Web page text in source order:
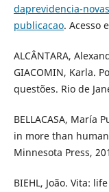
daprevidencia-
publicacao. Acesso
ALCÂNTARA,
GIACOMIN, Karla.
questões. Rio de
BELLACASA, María
in more than
Minnesota Press,
BIEHL, João. Vita: